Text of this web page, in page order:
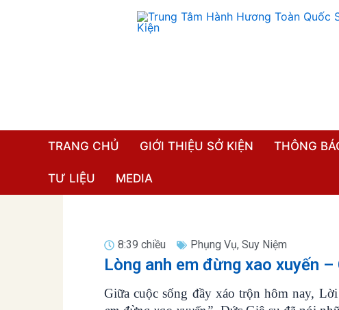
TRANG CHỦ GIỚI THIỆU SỞ KIỆN THÔNG
TƯ LIỆU MEDIA
8:39 chiều Phụng Vụ, Suy Niệm
Lòng anh em đừng xao xuyến
Giữa cuộc sống đầy xáo trộn hôm nay,